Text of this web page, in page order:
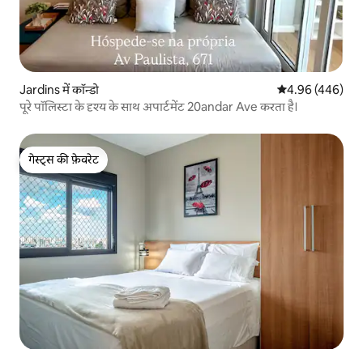
Jardins में कॉन्डो औसत रेटिंग 5 में से
4.96 (446)
पूरे पॉलिस्टा के दृश्य के साथ अपार्टमेंट 20andar Ave करता है।
गेस्ट्स की फ़ेवरेट
गेस्ट्स की फ़ेवरेट